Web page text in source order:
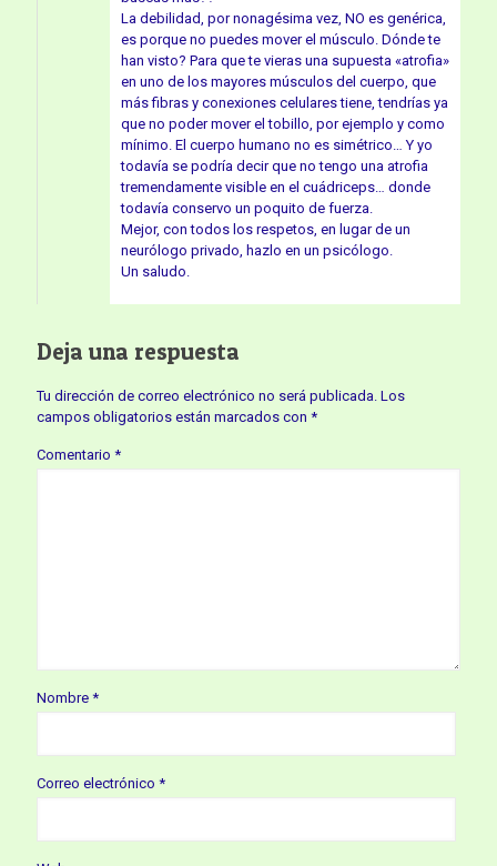
La debilidad, por nonagésima vez, NO es genérica,
es porque no puedes mover el músculo. Dónde te
han visto? Para que te vieras una supuesta «atrofia»
en uno de los mayores músculos del cuerpo, que
más fibras y conexiones celulares tiene, tendrías ya
que no poder mover el tobillo, por ejemplo y como
mínimo. El cuerpo humano no es simétrico… Y yo
todavía se podría decir que no tengo una atrofia
tremendamente visible en el cuádriceps… donde
todavía conservo un poquito de fuerza.
Mejor, con todos los respetos, en lugar de un
neurólogo privado, hazlo en un psicólogo.
Un saludo.
Deja una respuesta
Tu dirección de correo electrónico no será publicada. Los
campos obligatorios están marcados con *
Comentario *
Nombre *
Correo electrónico *